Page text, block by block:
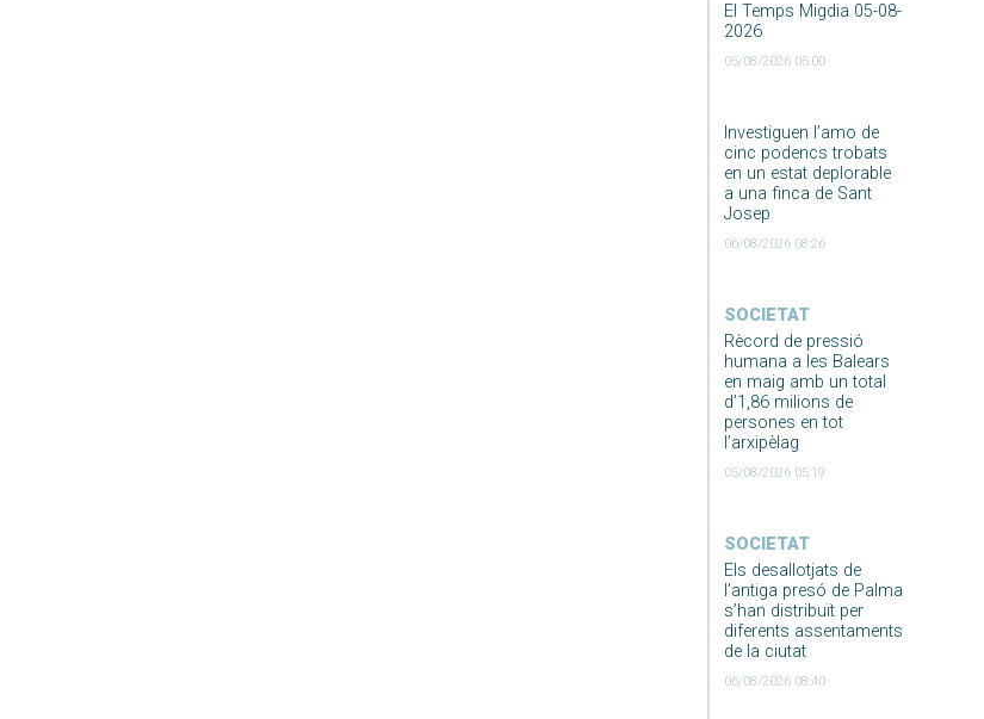
El Temps Migdia 05-08-
2026
05/08/2026 05:00
Investiguen l’amo de
cinc podencs trobats
en un estat deplorable
a una finca de Sant
Josep
06/08/2026 08:26
SOCIETAT
Rècord de pressió
humana a les Balears
en maig amb un total
d’1,86 milions de
persones en tot
l’arxipèlag
05/08/2026 05:19
SOCIETAT
Els desallotjats de
l’antiga presó de Palma
s’han distribuït per
diferents assentaments
de la ciutat
06/08/2026 08:40